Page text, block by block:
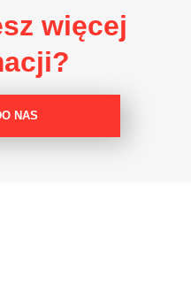
więcej
NAS